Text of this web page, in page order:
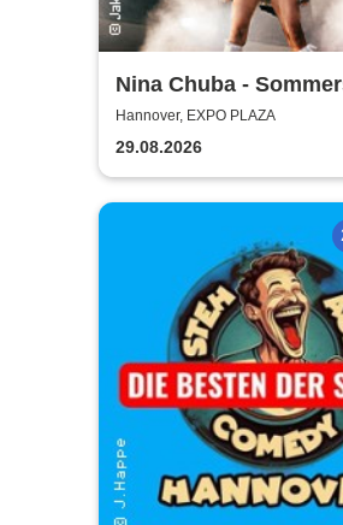
Nina Chuba -
2026
Hannover, EXPO PLAZA
29.08.2026